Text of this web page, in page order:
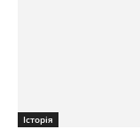
Історія